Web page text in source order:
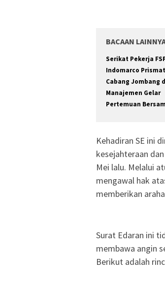
BACAAN
Serikat Pekerja
Indomarco
Cabang Jombang
Manajemen Gelar
Pertemuan
Kehadiran SE ini
kesejahteraan
Mei lalu. Melalui
mengawal hak
memberikan
Surat Edaran ini
membawa angin
Berikut adalah